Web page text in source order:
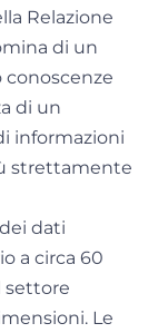
Relazione
di un
conoscenze
di un
informazioni
strettamente
dati
a circa 60
settore
Le